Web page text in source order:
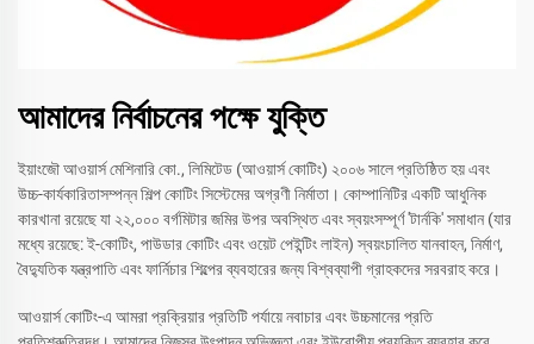
আমাদের নির্বাচনের পক্ষে যুক্তি
ইয়াংজৌ আওয়ার্স মেশিনারি কো., লিমিটেড (আওয়ার্স কোটিং) ২০০৬ সালে প্রতিষ্ঠিত হয় এবং
উচ্চ-কার্যকারিতাসম্পন্ন শিল্প কোটিং সিস্টেমের অগ্রণী নির্মাতা। কোম্পানিটির একটি আধুনিক
কারখানা রয়েছে যা ২২,০০০ বর্গমিটার জমির উপর অবস্থিত এবং স্বয়ংসম্পূর্ণ 'টার্নকি' সমাধান (যার
মধ্যে রয়েছে: ই-কোটিং, পাউডার কোটিং এবং ওয়েট পেইন্টিং লাইন) স্বয়ংচালিত যানবাহন, নির্মাণ,
বৈদ্যুতিক যন্ত্রপাতি এবং ফার্নিচার শিল্পের ব্যবহারের জন্য বিশ্বব্যাপী গ্রাহকদের সরবরাহ করে।
আওয়ার্স কোটিং-এ আমরা প্রক্রিয়ার প্রতিটি পর্যায়ে নবাচার এবং উচ্চমানের প্রতি